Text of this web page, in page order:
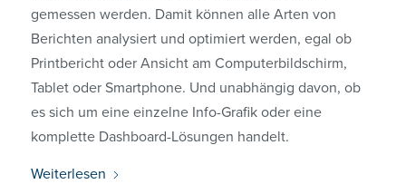
gemessen werden. Damit können alle Arten von
Berichten analysiert und optimiert werden, egal ob
Printbericht oder Ansicht am Computerbildschirm,
Tablet oder Smartphone. Und unabhängig davon, ob
es sich um eine einzelne Info-Grafik oder eine
komplette Dashboard-Lösungen handelt.
Weiterlesen